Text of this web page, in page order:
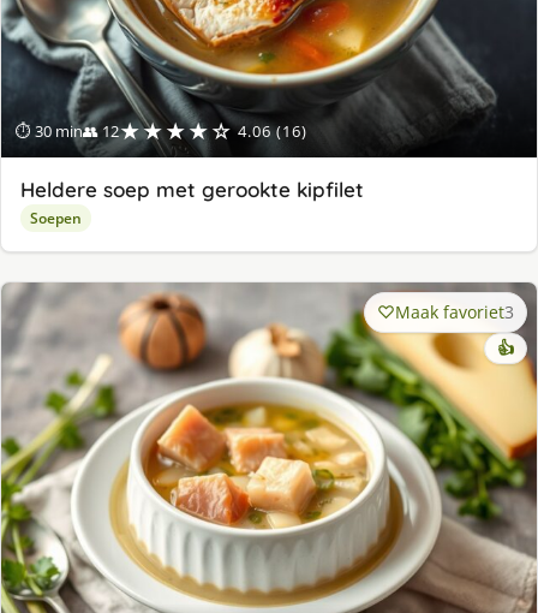
⏱ 30 min👥 12★★★★☆ 4.06 (16)
Heldere soep met gerookte kipfilet
Soepen
Maak favoriet3
👍